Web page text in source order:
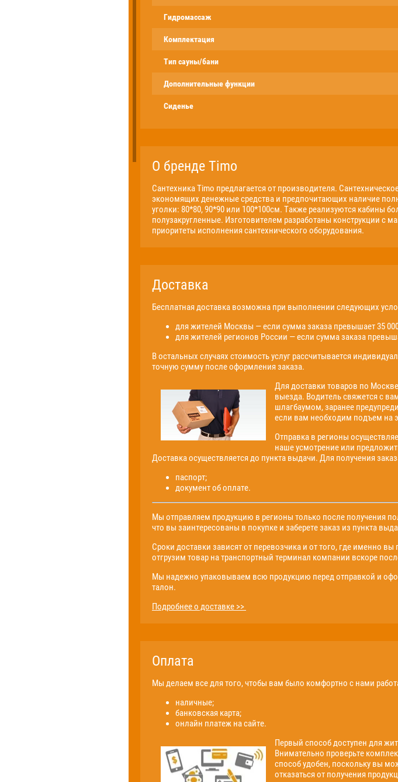
Гидромассаж
Комплектация
Тип сауны/бани
Дополнительные функции
Сиденье
О бренде Timo
Сантехника Timo предлагается от производителя.
экономящих денежные средства и предпочитающих наличие
уголки: 80*80, 90*90 или 100*100см. Также реализуются кабины
полузакругленные. Изготовителем разработаны конструкции с
приоритеты исполнения сантехнического оборудования.
Доставка
Бесплатная доставка возможна при выполнении следующих
для жителей Москвы — если сумма заказа превышает 35
для жителей регионов России — если сумма заказа
В остальных случаях стоимость услуг рассчитывается
точную сумму после оформления заказа.
Для доставки товаров по
выезда. Водитель свяжется с
шлагбаумом, заранее
если вам необходим подъем на
Отправка в регионы
наше усмотрение или
Доставка осуществляется до пункта выдачи. Для получения
паспорт;
документ об оплате.
Мы отправляем продукцию в регионы только после получения
что вы заинтересованы в покупке и заберете заказ из пункта
Сроки доставки зависят от перевозчика и от того, где именно
отгрузим товар на транспортный терминал компании вскоре
Мы надежно упаковываем всю продукцию перед отправкой и
талон.
Подробнее о доставке >>
Оплата
Мы делаем все для того, чтобы вам было комфортно с нами
наличные;
банковская карта;
онлайн платеж на сайте.
Первый способ доступен для
Внимательно проверьте
способ удобен, поскольку вы
отказаться от получения